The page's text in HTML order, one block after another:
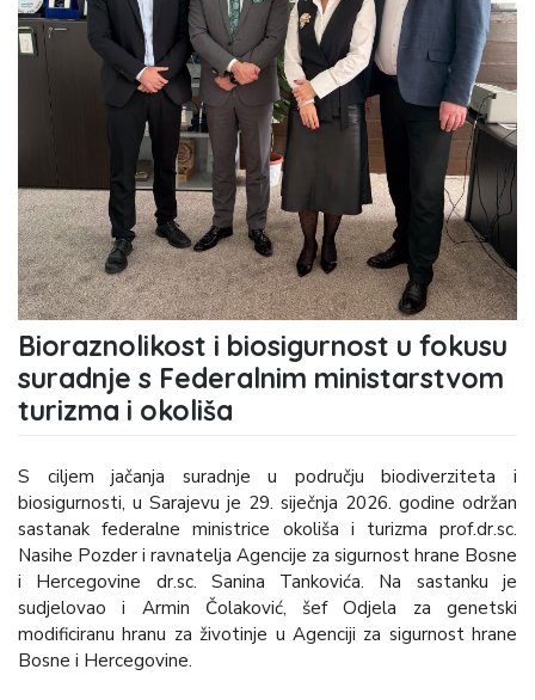
Bioraznolikost i biosigurnost u fokusu
suradnje s Federalnim ministarstvom
turizma i okoliša
S ciljem jačanja suradnje u području biodiverziteta i
biosigurnosti, u Sarajevu je 29. siječnja 2026. godine održan
sastanak federalne ministrice okoliša i turizma prof.dr.sc.
Nasihe Pozder i ravnatelja Agencije za sigurnost hrane Bosne
i Hercegovine dr.sc. Sanina Tankovića. Na sastanku je
sudjelovao i Armin Čolaković, šef Odjela za genetski
modificiranu hranu za životinje u Agenciji za sigurnost hrane
Bosne i Hercegovine.